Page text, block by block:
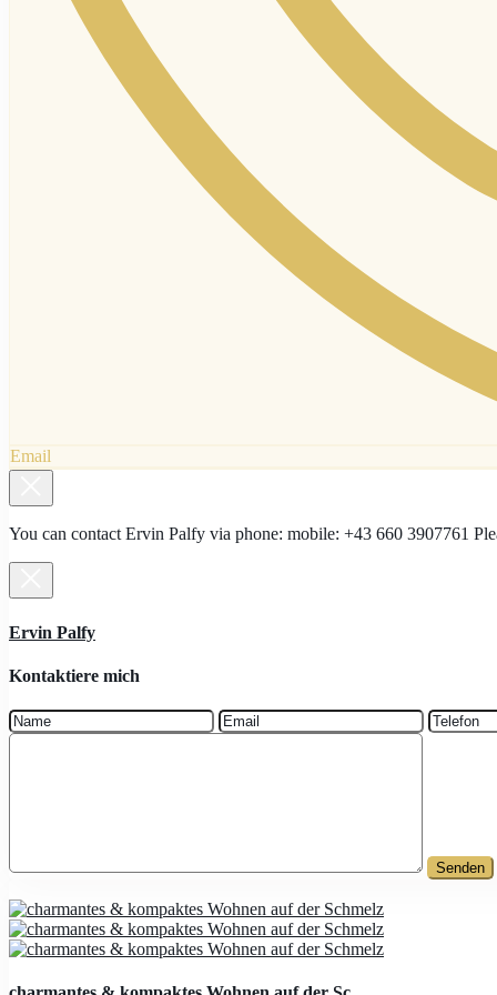
Email
You can contact Ervin Palfy via phone: mobile: +43 660 3907761
Ervin Palfy
Kontaktiere mich